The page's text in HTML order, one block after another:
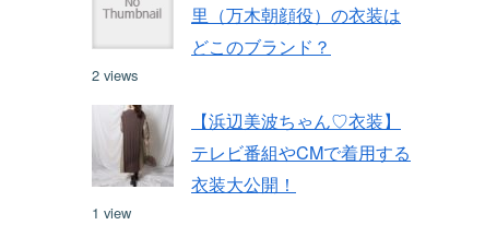
里（万木朝顔役）の衣装は
どこのブランド？
2 views
【浜辺美波ちゃん♡衣装】
テレビ番組やCMで着用する
衣装大公開！
1 view